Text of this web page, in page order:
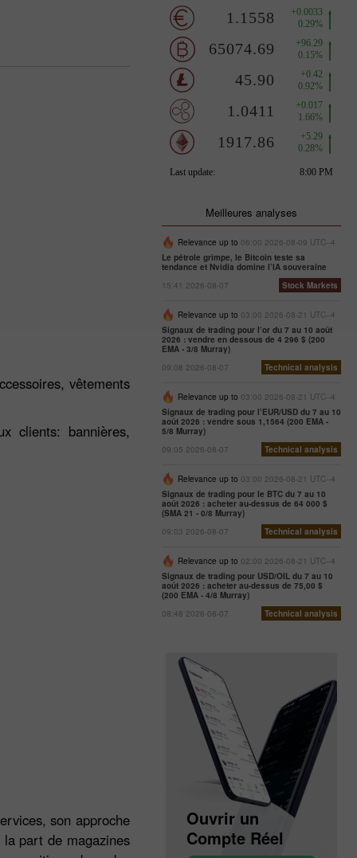
vêtements
clients: bannières,
son approche
part de magazines
Meilleures analyses
Relevance up to 06:00 2026-08-09 UTC--4
Le pétrole grimpe, le Bitcoin teste sa
tendance et Nvidia domine l’IA souveraine
15:41 2026-08-07
Stock Markets
Relevance up to 03:00 2026-08-21 UTC--4
Signaux de trading pour l’or du 7 au 10 août
2026 : vendre en dessous de 4 296 $ (200
EMA - 3/8 Murray)
09:08 2026-08-07
Technical analysis
Relevance up to 03:00 2026-08-21 UTC--4
Signaux de trading pour l’EUR/USD du 7 au 10
août 2026 : vendre sous 1,1564 (200 EMA -
5/8 Murray)
09:05 2026-08-07
Technical analysis
Relevance up to 03:00 2026-08-21 UTC--4
Signaux de trading pour le BTC du 7 au 10
août 2026 : acheter au-dessus de 64 000 $
(SMA 21 - 0/8 Murray)
09:03 2026-08-07
Technical analysis
Relevance up to 02:00 2026-08-21 UTC--4
Signaux de trading pour USD/OIL du 7 au 10
août 2026 : acheter au-dessus de 75,00 $
(200 EMA - 4/8 Murray)
08:48 2026-08-07
Technical analysis
Ouvrir un
Compte Démo
Ouvrir un
Compte Réel